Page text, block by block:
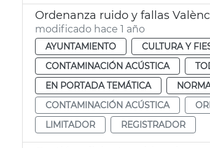
Ordenanza ruido y fallas
modificado hace 1 año
AYUNTAMIENTO CULTURA Y
CONTAMINACIÓN ACÚSTICA
EN PORTADA TEMÁTICA
CONTAMINACIÓN ACÚSTICA
LIMITADOR
REGISTRADOR